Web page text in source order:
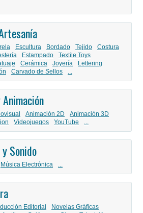
Escultura Bordado Tejido
Costura
Estampado
Textile Toys
Cerámica Joyería
Lettering
Carvado de Sellos ...
Animación 2D
Animación 3D
Videojuegos YouTube ...
Sonido
Música Electrónica ...
Editorial
Novelas Gráficas